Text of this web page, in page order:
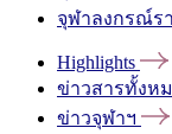
จุฬาลงกรณ์ร
Highlights
ข่าวสารทั้งห
ข่าวจุฬาฯ